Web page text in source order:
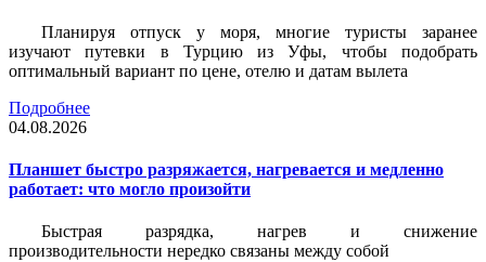
Планируя отпуск у моря, многие туристы заранее
изучают путевки в Турцию из Уфы, чтобы подобрать
оптимальный вариант по цене, отелю и датам вылета
Подробнее
04.08.2026
Планшет быстро разряжается, нагревается и медленно
работает: что могло произойти
Быстрая разрядка, нагрев и снижение
производительности нередко связаны между собой